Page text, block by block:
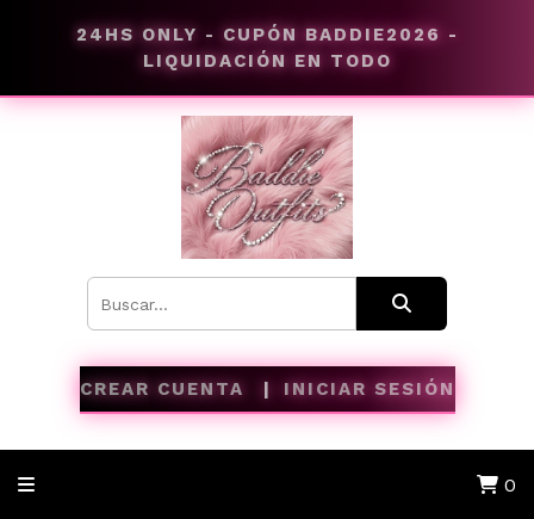
24HS ONLY - CUPÓN BADDIE2026 -
LIQUIDACIÓN EN TODO
CREAR CUENTA INICIAR SESIÓN
0